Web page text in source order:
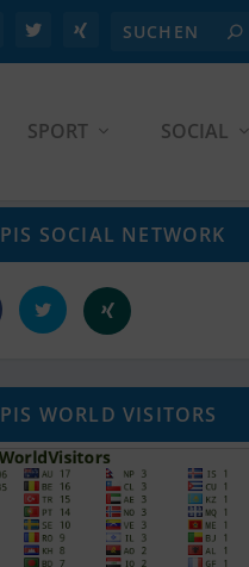
SPORT SOCIAL
SOCIAL NETWORK
WORLD VISITORS